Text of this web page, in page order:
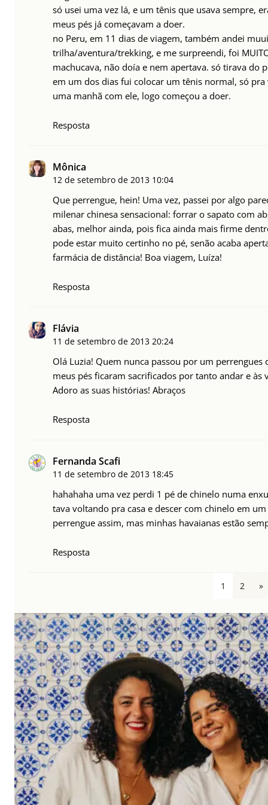
só usei uma vez lá, e um tênis que usava sempre,
meus pés já começavam a doer.
no Peru, em 11 dias de viagem, também andei
trilha/aventura/trekking, e me surpreendi, foi
machucava, não doía e nem apertava. só tirava do
em um dos dias fui colocar um tênis normal, só
uma manhã com ele, logo começou a doer.
Resposta
Mônica
12 de setembro de 2013 10:04
Que perrengue, hein! Uma vez, passei por algo
milenar chinesa sensacional: forrar o sapato com
abas, melhor ainda, pois fica ainda mais firme
pode estar muito certinho no pé, senão acaba
farmácia de distância! Boa viagem, Luíza!
Resposta
Flávia
11 de setembro de 2013 20:24
Olá Luzia! Quem nunca passou por um perrengues
meus pés ficaram sacrificados por tanto andar e às
Adoro as suas histórias! Abraços
Resposta
Fernanda Scafi
11 de setembro de 2013 18:45
hahahaha uma vez perdi 1 pé de chinelo numa
tava voltando pra casa e descer com chinelo em
perrengue assim, mas minhas havaianas estão
Resposta
1 2 »